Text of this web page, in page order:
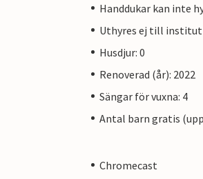
Handdukar kan inte
Uthyres ej till
Husdjur: 0
Renoverad (år): 2022
Sängar för vuxna: 4
Antal barn gratis
Chromecast